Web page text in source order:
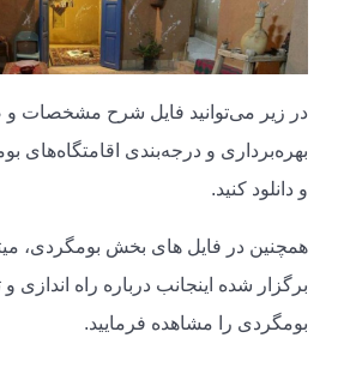
در زیر می‌توانید فایل شرح مشخصات
بهره‌برداری و درجه‌بندی اقامتگاه‌های
و دانلود کنید.
همچنین در فایل های بخش بومگردی،
برگزار شده اینجانب درباره راه اندازی
بومگردی را مشاهده فرمایید.